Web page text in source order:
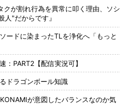
が割れ行為を異常に叩く理由、ソシ
人"だからです』
ードに染まったTLを浄化へ「もっと
：PART2【配信実況可】
ドラゴンボール知識
が意図したバランスなのか気